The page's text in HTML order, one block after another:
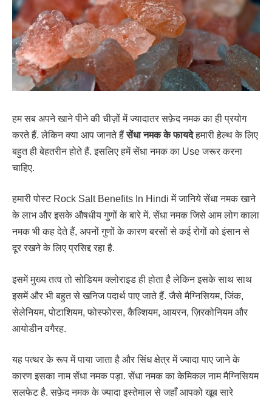
हम सब अपने खाने पीने की चीज़ों में ज्यादातर सफ़ेद नमक का ही प्रयोग
करते हैं. लेकिन क्या आप जानते हैंसेंधा नमक के फायदेहमारी हेल्थ के लिए
बहुत ही बेहतरीन होते हैं. इसलिए हमें सेंधा नमक का Use जरूर करना
चाहिए.
हमारी पोस्ट Rock Salt Benefits In Hindi में जानिये सेंधा नमक खाने
के लाभ और इसके औषधीय गुणों के बारे में. सेंधा नमक जिसे आम लोग काला
नमक भी कह देते हैं, अपनों गुणों के कारण बरसों से कई रोगों को इंसान से
दूर रखने के लिए प्रसिद्द रहा है.
इसमें मुख्य तत्व तो सोडियम क्लोराइड ही होता है लेकिन इसके साथ साथ
इसमें और भी बहुत से खनिज पदार्थ पाए जाते हैं. जैसे मैग्निसियम, जिंक,
सेलेनियम, पोटाशियम, फोस्फोरस, कैल्शियम, आयरन, ज़िरकोनियम और
आयोडीन वगैरह.
यह पत्थर के रूप में पाया जाता है और सिंध क्षेत्र में ज्यादा पाए जाने के
कारण इसका नाम सेंधा नमक पड़ा. सेंधा नमक का केमिकल नाम मैग्निसियम
सलफेट है. सफ़ेद नमक के ज्यादा इस्तेमाल से जहाँ आपको खूब सारे